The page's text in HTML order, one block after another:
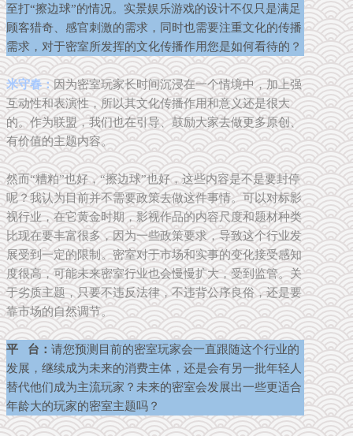
至打“擦边球”的情况。实景娱乐游戏的设计不仅只是满足
顾客猎奇、感官刺激的需求，同时也需要注重文化的传播
需求，对于密室所发挥的文化传播作用您是如何看待的？
米守春：因为密室玩家长时间沉浸在一个情境中，加上强
互动性和表演性，所以其文化传播作用和意义还是很大
的。作为联盟，我们也在引导、鼓励大家去做更多原创、
有价值的主题内容。
然而“糟粕”也好，“擦边球”也好，这些内容是不是要封停
呢？我认为目前并不需要政策去做这件事情。可以对标影
视行业，在它黄金时期，影视作品的内容尺度和题材种类
比现在要丰富很多，因为一些政策要求，导致这个行业发
展受到一定的限制。密室对于市场和实事的变化接受感知
度很高，可能未来密室行业也会慢慢扩大，受到监管。关
于劣质主题，只要不违反法律，不违背公序良俗，还是要
靠市场的自然调节。
平 台： 请您预测目前的密室玩家会一直跟随这个行业的
发展，继续成为未来的消费主体，还是会有另一批年轻人
替代他们成为主流玩家？未来的密室会发展出一些更适合
年龄大的玩家的密室主题吗？